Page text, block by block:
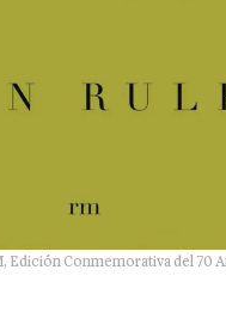
Edición Conmemorativa del 70